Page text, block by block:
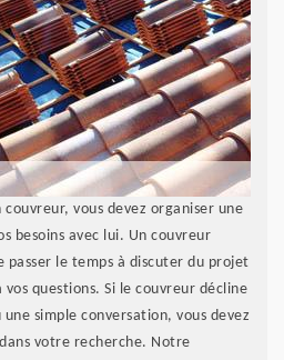
vous devez organiser une
besoins avec lui. Un couvreur
passer le temps à discuter du projet
questions. Si le couvreur décline
simple conversation, vous devez
votre recherche. Notre